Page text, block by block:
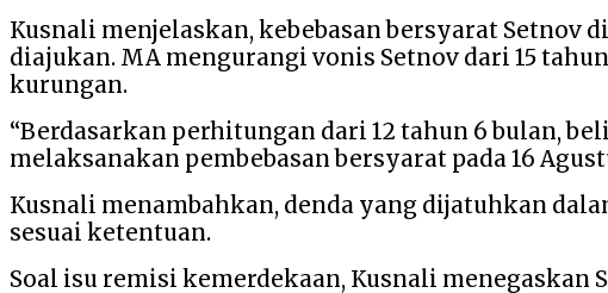
Kusnali menjelaskan, kebebasan bersyarat Setnov
diajukan. MA mengurangi vonis Setnov dari 15
kurungan.
“Berdasarkan perhitungan dari 12 tahun 6 bulan,
melaksanakan pembebasan bersyarat pada 16
Kusnali menambahkan, denda yang dijatuhkan
sesuai ketentuan.
Soal isu remisi kemerdekaan, Kusnali